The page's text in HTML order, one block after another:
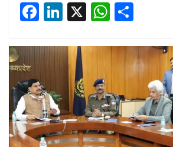
F
ce
b
o
o
k
Li
ke
dI
n
X
W
at
A
p
p
ar
e